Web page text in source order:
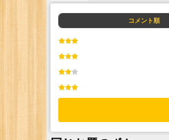
コメント順